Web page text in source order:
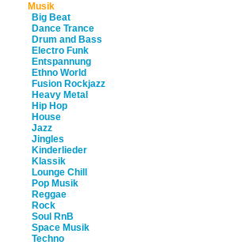
Musik
Big Beat
Dance Trance
Drum and Bass
Electro Funk
Entspannung
Ethno World
Fusion Rockjazz
Heavy Metal
Hip Hop
House
Jazz
Jingles
Kinderlieder
Klassik
Lounge Chill
Pop Musik
Reggae
Rock
Soul RnB
Space Musik
Techno